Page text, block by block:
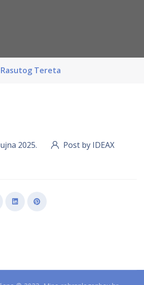
Tereta
2025.
Post by IDEAX